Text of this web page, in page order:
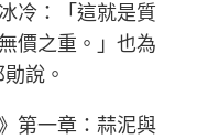
冷：「這就是質
價之重。」也為
說。
第一章：蒜泥與